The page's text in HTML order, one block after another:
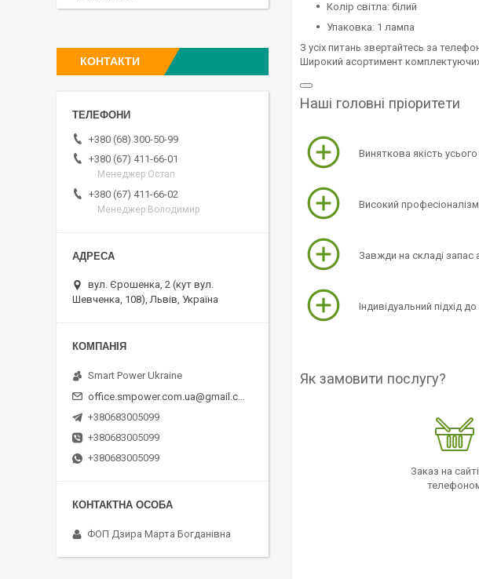
Колір світла: білий
Упаковка: 1 лампа
З усіх питань звертайтесь за
Широкий асортимент комплектуючих
Наші головні пріоритети
Виняткова якість
Високий
Завжди на складі
Індивідуальний підхід
Як замовити послугу?
Заказ на
КОНТАКТИ
+380 (68) 300-50-99
+380 (67) 411-66-01
Менеджер Остап
+380 (67) 411-66-02
Менеджер Володимир
вул. Єрошенка, 2 (кут вул.
Шевченка, 108), Львів, Україна
Smart Power Ukraine
+380683005099
+380683005099
+380683005099
ФОП Дзира Марта Богданівна